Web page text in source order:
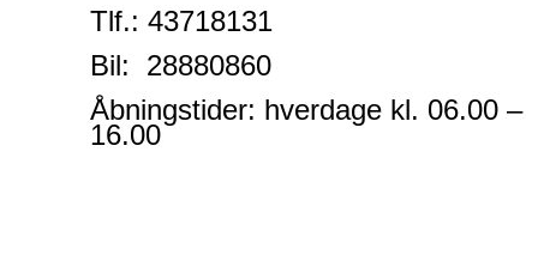
Tlf.: 43718131
Bil: 28880860
Åbningstider: hverdage kl. 06.00 –
16.00